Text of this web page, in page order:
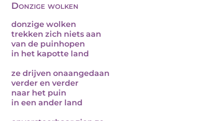
Donzige wolken
donzige wolken
trekken zich niets aan
van de puinhopen
in het kapotte land
ze drijven onaangedaan
verder en verder
naar het puin
in een ander land